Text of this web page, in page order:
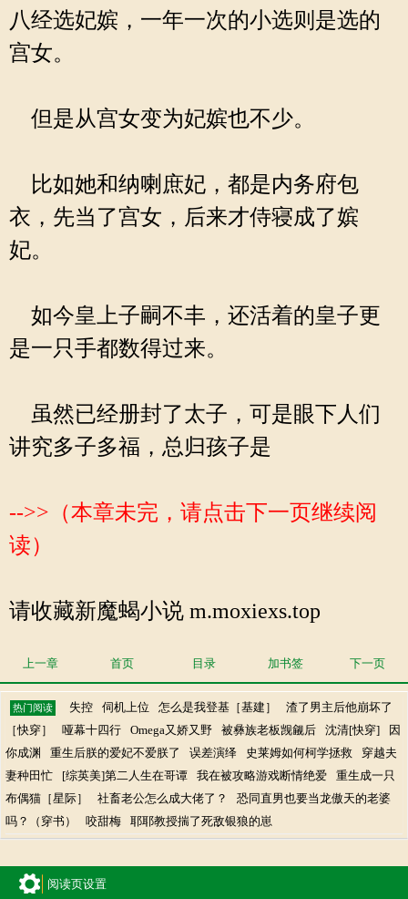
八经选妃嫔，一年一次的小选则是选的
宫女。
但是从宫女变为妃嫔也不少。
比如她和纳喇庶妃，都是内务府包
衣，先当了宫女，后来才侍寝成了嫔
妃。
如今皇上子嗣不丰，还活着的皇子更
是一只手都数得过来。
虽然已经册封了太子，可是眼下人们
讲究多子多福，总归孩子是
-->>（本章未完，请点击下一页继续阅
读）
请收藏新魔蝎小说 m.moxiexs.top
上一章 首页 目录 加书签 下一页
热门阅读 失控 伺机上位 怎么是我登基［基建］
渣了男主后他崩坏了
［快穿］
哑幕十四行 Omega又娇又野 被彝族老板觊觎后 沈清[快穿]
因
你成渊
重生后朕的爱妃不爱朕了 误差演绎 史莱姆如何柯学拯救
穿越夫
妻种田忙
[综英美]第二人生在哥谭 我在被攻略游戏断情绝爱
重生成一只
布偶猫［星际］
社畜老公怎么成大佬了？
恐同直男也要当龙傲天的老婆
吗？（穿书）
咬甜梅 耶耶教授揣了死敌银狼的崽
阅读页设置